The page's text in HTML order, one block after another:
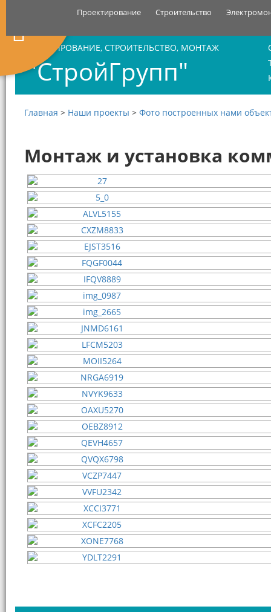
Проектирование Строительство
ПРОЕКТИРОВАНИЕ, СТРОИТЕЛЬСТВО, МОНТАЖ
"СтройГрупп"
Главная > Наши проекты > Фото построенных нами
Монтаж и установка